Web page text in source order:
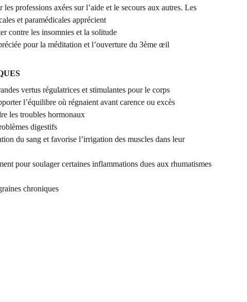
les professions axées sur l’aide et le secours aux autres. Les
et paramédicales apprécient
contre les insomnies et la solitude
pour la méditation et l’ouverture du 3ème œil
vertus régulatrices et stimulantes pour le corps
l’équilibre où régnaient avant carence ou excès
les troubles hormonaux
digestifs
du sang et favorise l’irrigation des muscles dans leur
pour soulager certaines inflammations dues aux rhumatismes
chroniques